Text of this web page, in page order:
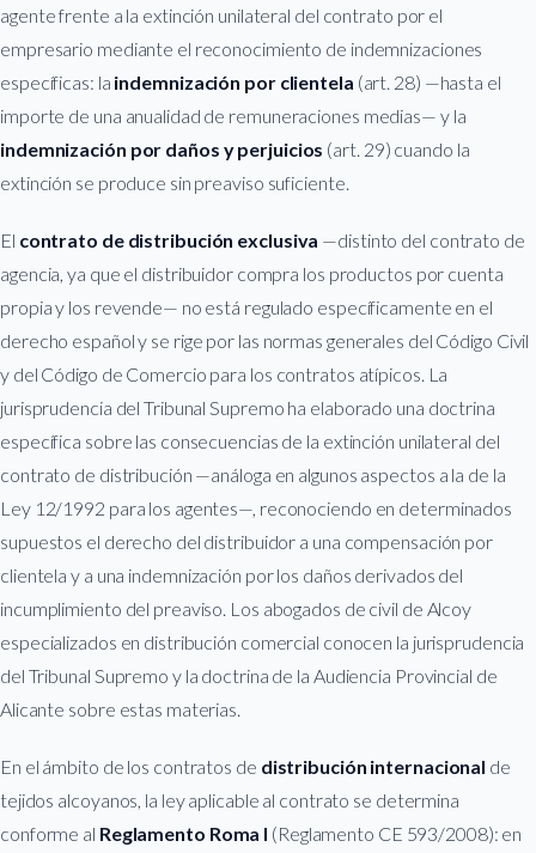
agente frente a la extinción unilateral del contrato por el
empresario mediante el reconocimiento de indemnizaciones
específicas: la indemnización por clientela (art. 28) —hasta el
importe de una anualidad de remuneraciones medias— y la
indemnización por daños y perjuicios (art. 29) cuando la
extinción se produce sin preaviso suficiente.
El contrato de distribución exclusiva —distinto del contrato de
agencia, ya que el distribuidor compra los productos por cuenta
propia y los revende— no está regulado específicamente en el
derecho español y se rige por las normas generales del Código Civil
y del Código de Comercio para los contratos atípicos. La
jurisprudencia del Tribunal Supremo ha elaborado una doctrina
específica sobre las consecuencias de la extinción unilateral del
contrato de distribución —análoga en algunos aspectos a la de la
Ley 12/1992 para los agentes—, reconociendo en determinados
supuestos el derecho del distribuidor a una compensación por
clientela y a una indemnización por los daños derivados del
incumplimiento del preaviso. Los abogados de civil de Alcoy
especializados en distribución comercial conocen la jurisprudencia
del Tribunal Supremo y la doctrina de la Audiencia Provincial de
Alicante sobre estas materias.
En el ámbito de los contratos de distribución internacional de
tejidos alcoyanos, la ley aplicable al contrato se determina
conforme al Reglamento Roma I (Reglamento CE 593/2008): en